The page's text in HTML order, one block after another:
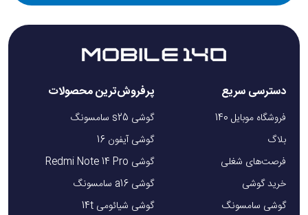
دسترسی سریع
فروشگاه موبایل 140
بلاگ
فرصت‌های شغلی
خرید گوشی
گوشی سامسونگ
پرفروش‌ترین محصولات
گوشی s25 سامسونگ
گوشی آیفون 16
گوشی Redmi Note 14 Pro
گوشی a16 سامسونگ
گوشی شیائومی 14t